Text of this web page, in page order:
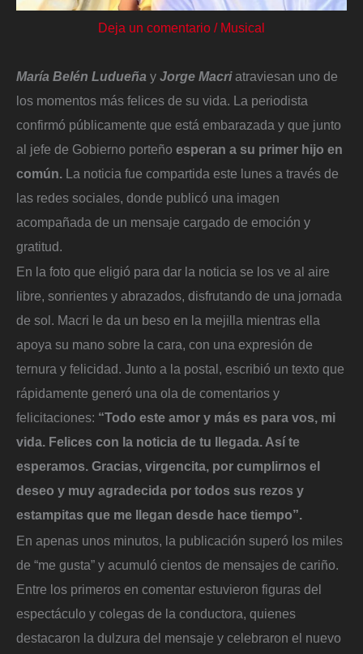
Deja un comentario / Musical
María Belén Ludueña y Jorge Macriatraviesan uno de
los momentos más felices de su vida. La periodista
confirmó públicamente que está embarazada y que junto
al jefe de Gobierno porteño esperan a su primer hijo en
común. La noticia fue compartida este lunes a través de
las redes sociales, donde publicó una imagen
acompañada de un mensaje cargado de emoción y
gratitud.
En la foto que eligió para dar la noticia se los ve al aire
libre, sonrientes y abrazados, disfrutando de una jornada
de sol. Macri le da un beso en la mejilla mientras ella
apoya su mano sobre la cara, con una expresión de
ternura y felicidad. Junto a la postal, escribió un texto que
rápidamente generó una ola de comentarios y
felicitaciones: “Todo este amor y más es para vos, mi
vida. Felices con la noticia de tu llegada. Así te
esperamos. Gracias, virgencita, por cumplirnos el
deseo y muy agradecida por todos sus rezos y
estampitas que me llegan desde hace tiempo”.
En apenas unos minutos, la publicación superó los miles
de “me gusta” y acumuló cientos de mensajes de cariño.
Entre los primeros en comentar estuvieron figuras del
espectáculo y colegas de la conductora, quienes
destacaron la dulzura del mensaje y celebraron el nuevo